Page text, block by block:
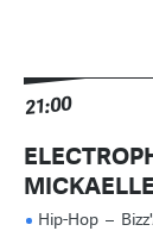
21:00
Hip-Hop –